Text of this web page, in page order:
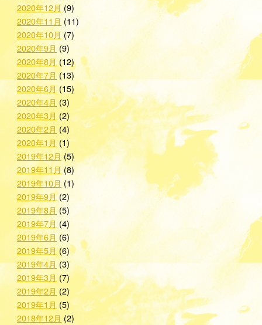
2020年12月 (9)
2020年11月 (11)
2020年10月 (7)
2020年9月(9)
2020年8月 (12)
2020年7月(13)
2020年6月(15)
2020年4月 (3)
2020年3月 (2)
2020年2月 (4)
2020年1月(1)
2019年12月 (5)
2019年11月 (8)
2019年10月(1)
2019年9月(2)
2019年8月 (5)
2019年7月 (4)
2019年6月 (6)
2019年5月(6)
2019年4月(3)
2019年3月(7)
2019年2月 (2)
2019年1月 (5)
2018年12月 (2)